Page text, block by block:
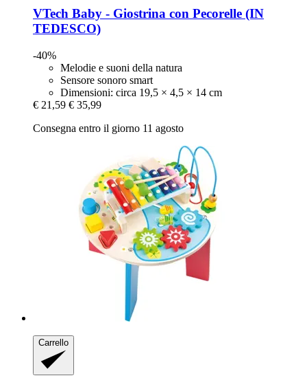
VTech Baby -​ Giostrina con Pecorelle (IN
TEDESCO)
-40%
Melodie e suoni della natura
Sensore sonoro smart
Dimensioni: circa 19,5 × 4,5 × 14 cm
€ 21,59 € 35,99
Consegna entro il giorno 11 agosto
Carrello